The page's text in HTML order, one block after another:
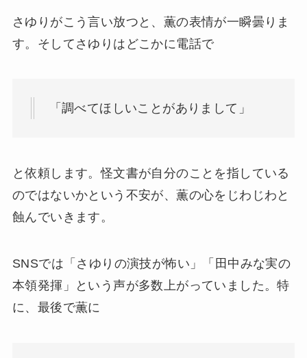
さゆりがこう言い放つと、薫の表情が一瞬曇りま
す。そしてさゆりはどこかに電話で
「調べてほしいことがありまして」
と依頼します。怪文書が自分のことを指している
のではないかという不安が、薫の心をじわじわと
蝕んでいきます。
SNSでは「さゆりの演技が怖い」「田中みな実の
本領発揮」という声が多数上がっていました。特
に、最後で薫に